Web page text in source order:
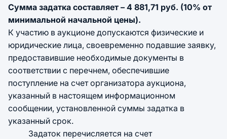
Сумма задатка составляет – 4 881,71 руб. (10% от
минимальной начальной цены).
К участию в аукционе допускаются физические и
юридические лица, своевременно подавшие заявку,
предоставившие необходимые документы в
соответствии с перечнем, обеспечившие
поступление на счет организатора аукциона,
указанный в настоящем информационном
сообщении, установленной суммы задатка в
указанный срок.
Задаток перечисляется на счет